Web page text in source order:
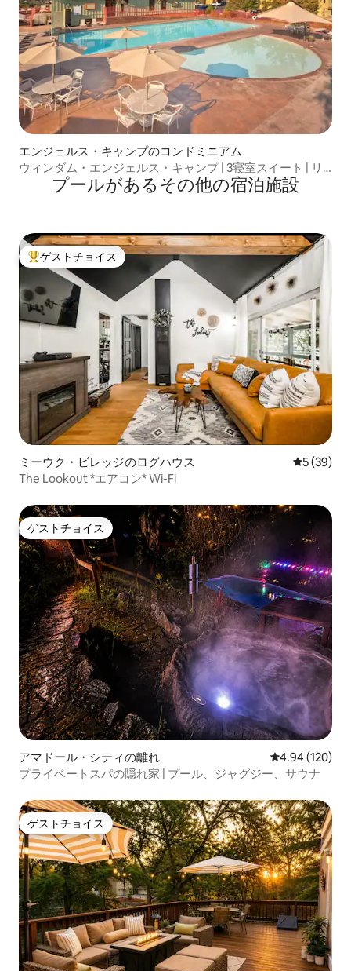
エンジェルス・キャンプのコンドミニアム
ウィンダム・エンジェルス・キャンプ | 3寝室スイート | リ
ゾートアメニティ
プールがあるその他の宿泊施設
大好評のゲストチョイスです。
ゲストチョイス
ミーウク・ビレッジのログハウス レビュー
5 (39)
The Lookout *エアコン* Wi-Fi
ゲストチョイス
ゲストチョイス
アマドール・シティの離れ レビュー120
4.94 (120)
プライベートスパの隠れ家 | プール、ジャグジー、サウナ
ゲストチョイス
ゲストチョイス